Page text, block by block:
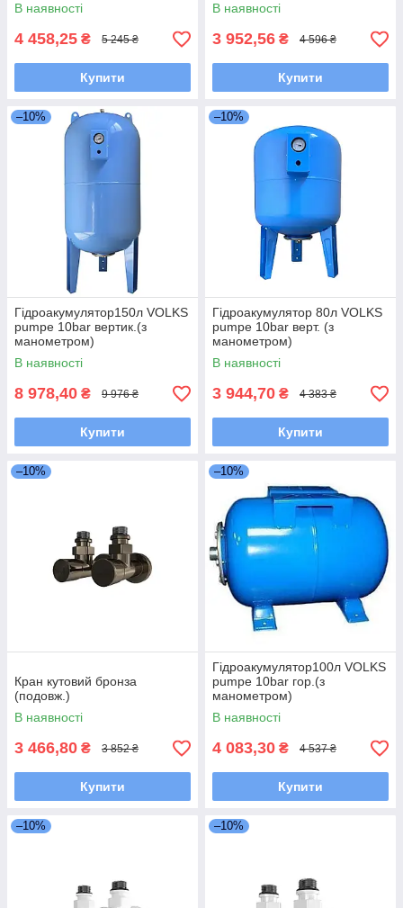
В наявності
4 458,25 ₴ 5 245 ₴
Купити
В наявності
3 952,56 ₴ 4 596 ₴
Купити
–10%
Гідроакумулятор150л VOLKS
pumpe 10bar вертик.(з
манометром)
В наявності
8 978,40 ₴ 9 976 ₴
Купити
–10%
Гідроакумулятор 80л VOLKS
pumpe 10bar верт. (з
манометром)
В наявності
3 944,70 ₴ 4 383 ₴
Купити
–10%
Кран кутовий бронза
(подовж.)
В наявності
3 466,80 ₴ 3 852 ₴
Купити
–10%
Гідроакумулятор100л VOLKS
pumpe 10bar гор.(з
манометром)
В наявності
4 083,30 ₴ 4 537 ₴
Купити
–10% –10%